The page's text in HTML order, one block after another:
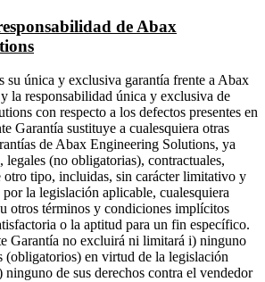
de Abax
su única y exclusiva garantía frente a Abax
la responsabilidad única y exclusiva de
con respecto a los defectos presentes en
Garantía sustituye a cualesquiera otras
de Abax Engineering Solutions, ya
legales (no obligatorias), contractuales,
otro tipo, incluidas, sin carácter limitativo y
la legislación aplicable, cualesquiera
otros términos y condiciones implícitos
o la aptitud para un fin específico.
Garantía no excluirá ni limitará i) ninguno
(obligatorios) en virtud de la legislación
de sus derechos contra el vendedor